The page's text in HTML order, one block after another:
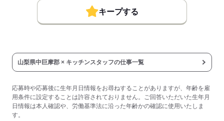
…全てのクルーを対象とした
1ヶ月を目途に、職場に溶け込めたか、
仕事に慣れたかどうかを確認します。
◆食事補助あり
…マクドナルドのメニューが
全て30％OFF！セットも単品も！
キープする
山梨県中巨摩郡 × キッチンスタッフの仕事一覧
応募時や応募後に生年月日情報をお尋ねすることがありますが、年齢を雇
用条件に設定することは許容されておりません。ご回答いただいた生年月
日情報は本人確認や、労働基準法に沿った年齢かの確認に使用いたしま
す。